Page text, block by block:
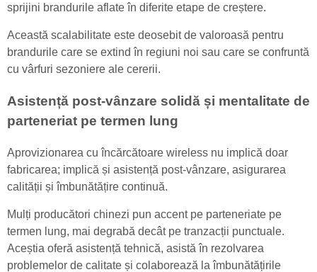
sprijini brandurile aflate în diferite etape de creștere.
Această scalabilitate este deosebit de valoroasă pentru
brandurile care se extind în regiuni noi sau care se confruntă
cu vârfuri sezoniere ale cererii.
Asistență post-vânzare solidă și mentalitate de
parteneriat pe termen lung
Aprovizionarea cu încărcătoare wireless nu implică doar
fabricarea; implică și asistență post-vânzare, asigurarea
calității și îmbunătățire continuă.
Mulți producători chinezi pun accent pe parteneriate pe
termen lung, mai degrabă decât pe tranzacții punctuale.
Aceștia oferă asistență tehnică, asistă în rezolvarea
problemelor de calitate și colaborează la îmbunătățirile